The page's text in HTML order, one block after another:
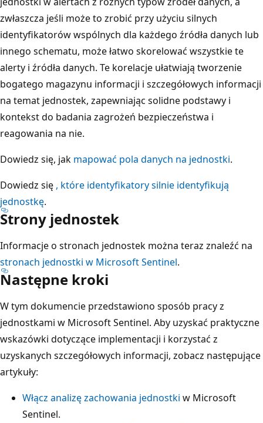
zwłaszcza jeśli może to zrobić przy użyciu silnych
identyfikatorów wspólnych dla każdego źródła danych lub
innego schematu, może łatwo skorelować wszystkie te
alerty i źródła danych. Te korelacje ułatwiają tworzenie
bogatego magazynu informacji i szczegółowych informacji
na temat jednostek, zapewniając solidne podstawy i
kontekst do badania zagrożeń bezpieczeństwa i
reagowania na nie.
Dowiedz się, jak mapować pola danych na jednostki.
Dowiedz się , które identyfikatory silnie identyfikują
jednostkę.
Strony jednostek
Informacje o stronach jednostek można teraz znaleźć na
stronach jednostki w Microsoft Sentinel.
Następne kroki
W tym dokumencie przedstawiono sposób pracy z
jednostkami w Microsoft Sentinel. Aby uzyskać praktyczne
wskazówki dotyczące implementacji i korzystać z
uzyskanych szczegółowych informacji, zobacz następujące
artykuły:
Włącz analizę zachowania jednostki w Microsoft
Sentinel.